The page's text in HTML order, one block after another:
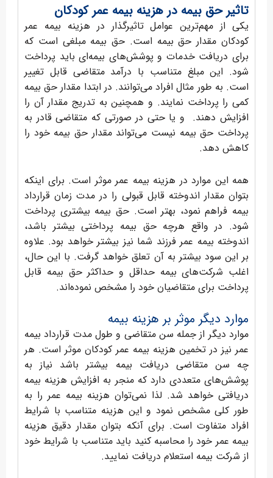
تاثیر حق بیمه در هزینه بیمه عمر کودکان
یکی از مهم‌ترین عوامل تاثیرگذار در هزینه بیمه عمر
کودکان مقدار حق بیمه است. حق بیمه مبلغی است که
برای دریافت خدمات و پوشش‌های بیمه‌ای باید پرداخت
شود. این مبلغ متناسب با درآمد متقاضی قابل تغییر
است. به طور مثال افراد می‌توانند. در ابتدا مقدار حق بیمه
کمی را پرداخت نمایند. و همچنین به تدریج مقدار آن را
افزایش دهند. و یا حتی در صورتی که متقاضی قادر به
پرداخت حق بیمه نیست می‌تواند مقدار حق بیمه خود را
کاهش دهد.
همه این موارد در هزینه بیمه عمر موثر است. برای اینکه
بتوان مقدار اندوخته قابل قبولی را در مدت زمان قرارداد
بیمه فراهم نمود،‌ بهتر است. حق بیمه بیشتری پرداخت
شود. در واقع هرچه حق بیمه پرداختی بیشتر باشد،
اندوخته بیمه عمر فرزند شما نیز بیشتر خواهد بود. علاوه
بر این سود بیشتر به آن تعلق خواهد گرفت. با این حال،
اغلب شرکت‌های بیمه حداقل و حداکثر حق بیمه قابل
پرداخت برای متقاضیان خود را مشخص نموده‌اند.
موارد دیگر موثر بر هزینه بیمه
موارد دیگر از جمله سن متقاضی و طول مدت قرارداد بیمه
عمر نیز در تخمین هزینه بیمه عمر کودکان موثر است. هر
چه سن متقاضی دریافت بیمه بیشتر باشد نیاز به
پوشش‌های متعددی دارد که منجر به افزایش هزینه بیمه
دریافتی خواهد شد. لذا نمی‌توان هزینه بیمه عمر را به
طور کلی مشخص نمود و این هزینه متناسب با شرایط
افراد متفاوت است. برای آنکه بتوان مقدار دقیق هزینه
بیمه عمر خود را محاسبه کنید باید متناسب با شرایط خود
از شرکت بیمه استعلام دریافت نمایید.